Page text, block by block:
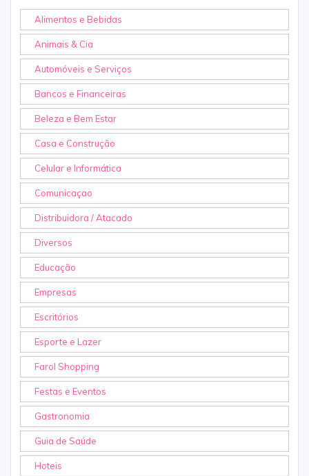
Alimentos e Bebidas
Animais & Cia
Automóveis e Serviços
Bancos e Financeiras
Beleza e Bem Estar
Casa e Construção
Celular e Informática
Comunicaçao
Distribuidora / Atacado
Diversos
Educação
Empresas
Escritórios
Esporte e Lazer
Farol Shopping
Festas e Eventos
Gastronomia
Guia de Saúde
Hoteis